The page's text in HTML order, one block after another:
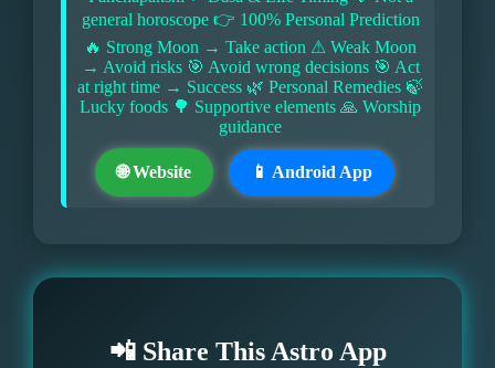
general horoscope 👉 100% Personal Prediction
🔥 Strong Moon → Take action ⚠ Weak Moon
→ Avoid risks 🎯 Avoid wrong decisions 🎯 Act
at right time → Success 🌿 Personal Remedies 🍃
Lucky foods 🌳 Supportive elements 🙏 Worship
guidance
🌐 Website 📱 Android App
📲 Share This Astro App